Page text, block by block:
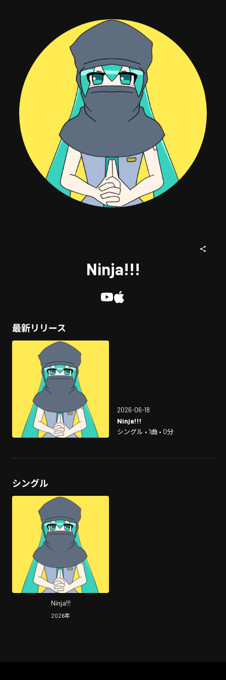
Ninja!!!
最新リリース
2026-06-18
Ninja!!!
シングル • 1曲 • 0分
シングル
Ninja!!!
2026年